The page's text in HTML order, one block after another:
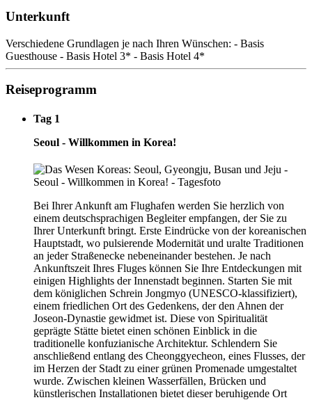
Unterkunft
Verschiedene Grundlagen je nach Ihren Wünschen: - Basis
Guesthouse - Basis Hotel 3* - Basis Hotel 4*
Reiseprogramm
Tag 1
Seoul - Willkommen in Korea!
Bei Ihrer Ankunft am Flughafen werden Sie herzlich von
einem deutschsprachigen Begleiter empfangen, der Sie zu
Ihrer Unterkunft bringt. Erste Eindrücke von der koreanischen
Hauptstadt, wo pulsierende Modernität und uralte Traditionen
an jeder Straßenecke nebeneinander bestehen. Je nach
Ankunftszeit Ihres Fluges können Sie Ihre Entdeckungen mit
einigen Highlights der Innenstadt beginnen. Starten Sie mit
dem königlichen Schrein Jongmyo (UNESCO-klassifiziert),
einem friedlichen Ort des Gedenkens, der den Ahnen der
Joseon-Dynastie gewidmet ist. Diese von Spiritualität
geprägte Stätte bietet einen schönen Einblick in die
traditionelle konfuzianische Architektur. Schlendern Sie
anschließend entlang des Cheonggyecheon, eines Flusses, der
im Herzen der Stadt zu einer grünen Promenade umgestaltet
wurde. Zwischen kleinen Wasserfällen, Brücken und
künstlerischen Installationen bietet dieser beruhigende Ort